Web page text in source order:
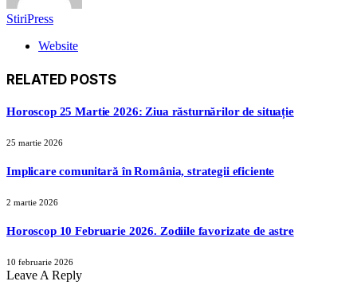
StiriPress
Website
RELATED POSTS
Horoscop 25 Martie 2026: Ziua răsturnărilor de situație
25 martie 2026
Implicare comunitară în România, strategii eficiente
2 martie 2026
Horoscop 10 Februarie 2026. Zodiile favorizate de astre
10 februarie 2026
Leave A Reply